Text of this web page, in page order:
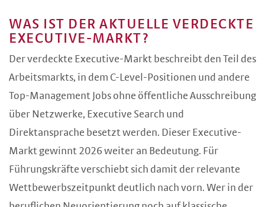
WAS IST DER AKTUELLE VERDECKTE
EXECUTIVE-MARKT?
Der verdeckte Executive-Markt beschreibt den Teil des
Arbeitsmarkts, in dem C-Level-Positionen und andere
Top-Management Jobs ohne öffentliche Ausschreibung
über Netzwerke, Executive Search und
Direktansprache besetzt werden. Dieser Executive-
Markt gewinnt 2026 weiter an Bedeutung. Für
Führungskräfte verschiebt sich damit der relevante
Wettbewerbszeitpunkt deutlich nach vorn. Wer in der